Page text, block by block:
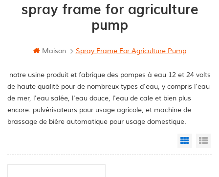
spray frame for agriculture
pump
Maison Spray Frame For Agriculture Pump
notre usine produit et fabrique des pompes à eau 12 et 24 volts
de haute qualité pour de nombreux types d'eau, y compris l'eau
de mer, l'eau salée, l'eau douce, l'eau de cale et bien plus
encore. pulvérisateurs pour usage agricole, et machine de
brassage de bière automatique pour usage domestique.
Grid